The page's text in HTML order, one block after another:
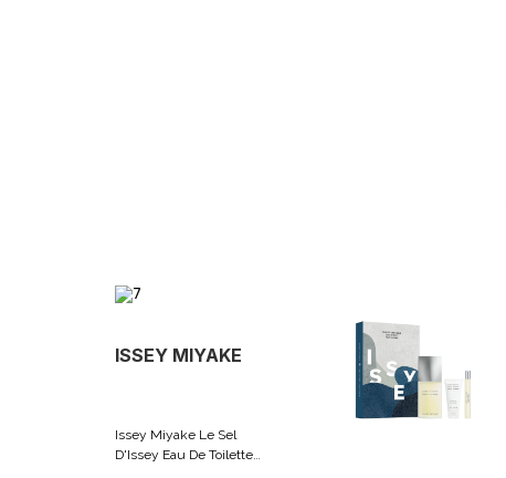
ISSEY MIYAKE
Issey Miyake Le Sel
D'Issey Eau De Toilette